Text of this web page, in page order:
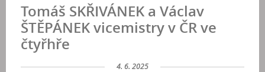
Tomáš SKŘIVÁNEK a Václav
ŠTĚPÁNEK vicemistry v ČR ve
čtyřhře
4. 6. 2025